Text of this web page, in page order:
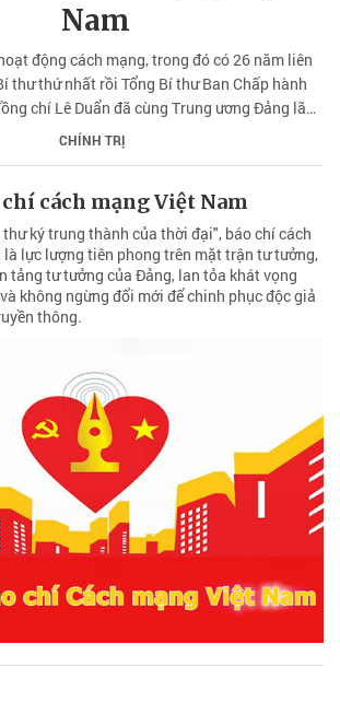
Nam
động cách mạng, trong đó có 26 năm liên
thư thứ nhất rồi Tổng Bí thư Ban Chấp hành
chí Lê Duẩn đã cùng Trung ương Đảng lãnh
những thử thách cam go nhất của thế kỷ XX,
chống Mỹ, cứu nước đến thắng lợi hoàn toàn,
CHÍNH TRỊ
chí cách mạng Việt Nam
ký trung thành của thời đại", báo chí cách
là lực lượng tiên phong trên mặt trận tư tưởng,
tảng tư tưởng của Đảng, lan tỏa khát vọng
không ngừng đổi mới để chinh phục độc giả
thông.